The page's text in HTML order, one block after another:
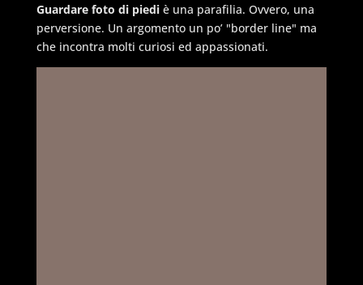
Guardare foto di piediè una parafilia. Ovvero, una
perversione. Un argomento un po’ "border line" ma
che incontra molti curiosi ed appassionati.